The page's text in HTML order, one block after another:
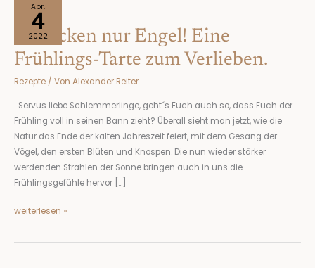
Apr.
4
2022
So backen nur Engel! Eine
Frühlings-Tarte zum Verlieben.
Rezepte / Von Alexander Reiter
Servus liebe Schlemmerlinge, geht´s Euch auch so, dass Euch der
Frühling voll in seinen Bann zieht? Überall sieht man jetzt, wie die
Natur das Ende der kalten Jahreszeit feiert, mit dem Gesang der
Vögel, den ersten Blüten und Knospen. Die nun wieder stärker
werdenden Strahlen der Sonne bringen auch in uns die
Frühlingsgefühle hervor […]
backen
Engel!
Eine
Frühlings-
Verlieben.
weiterlesen »